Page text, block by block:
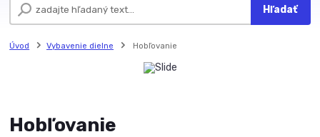
Hľadať
Úvod Vybavenie dielne Hobľovanie
Hobľovanie